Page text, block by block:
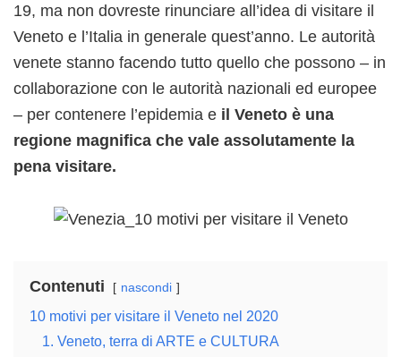
19, ma non dovreste rinunciare all’idea di visitare il
Veneto e l’Italia in generale quest’anno. Le autorità
venete stanno facendo tutto quello che possono – in
collaborazione con le autorità nazionali ed europee
– per contenere l’epidemia e il Veneto è una
regione magnifica che vale assolutamente la
pena visitare.
Contenuti nascondi
10 motivi per visitare il Veneto nel 2020
1. Veneto, terra di ARTE e CULTURA